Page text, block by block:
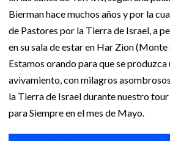
Bierman hace muchos años y por la
de Pastores por la Tierra de Israel, a
en su sala de estar en Har Zion (Monte
Estamos orando para que se
avivamiento, con milagros
la Tierra de Israel durante nuestro
para Siempre en el mes de Mayo.